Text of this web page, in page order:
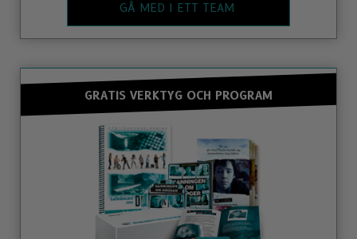
GÅ MED I ETT TEAM
GRATIS VERKTYG OCH PROGRAM